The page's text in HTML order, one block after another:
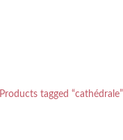
Products tagged “cathédrale”